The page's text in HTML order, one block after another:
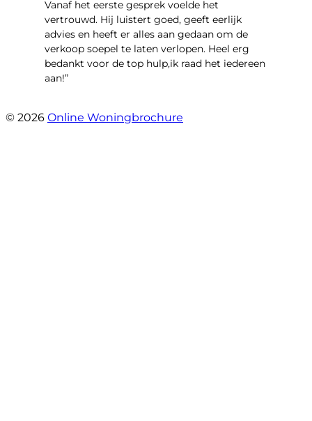
Vanaf het eerste gesprek voelde het
vertrouwd. Hij luistert goed, geeft eerlijk
advies en heeft er alles aan gedaan om de
verkoop soepel te laten verlopen. Heel erg
bedankt voor de top hulp,ik raad het iedereen
aan!”
© 2026 Online Woningbrochure